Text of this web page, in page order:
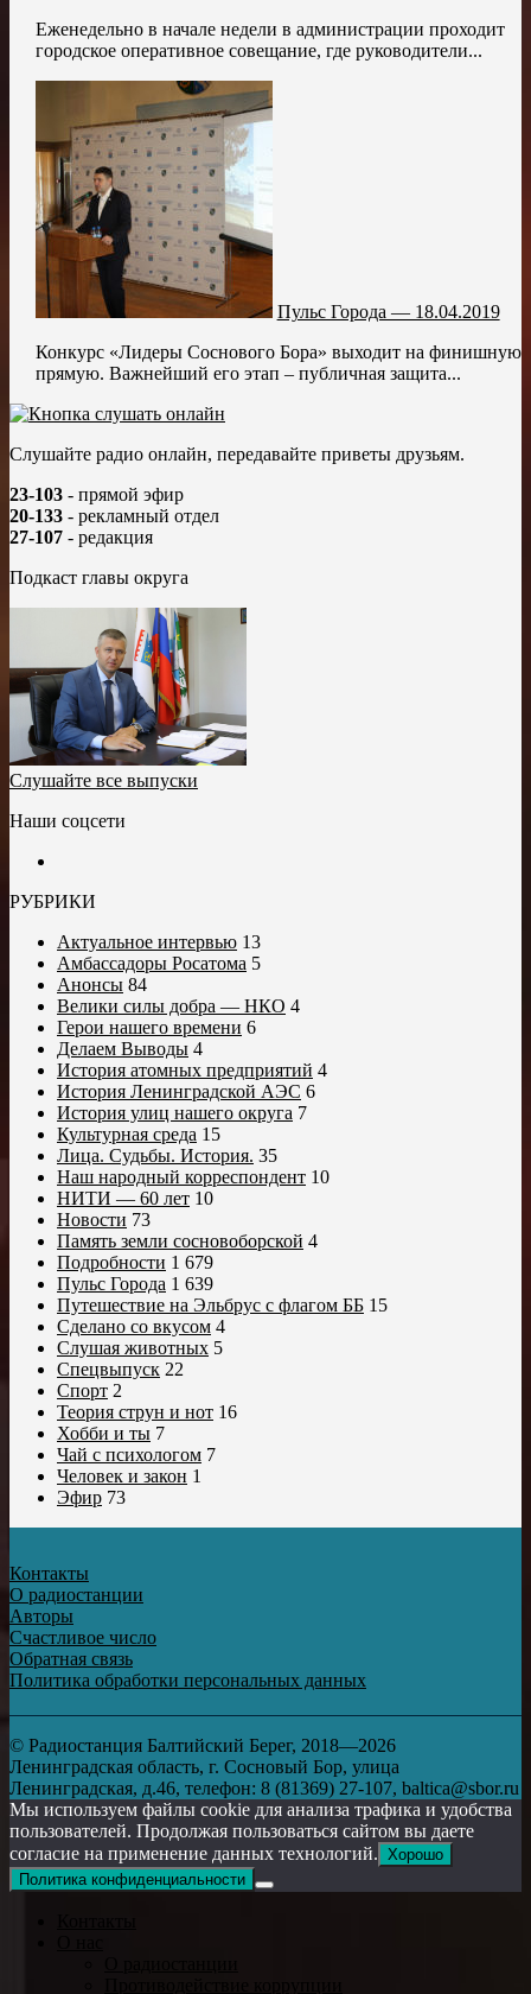
Еженедельно в начале недели в администрации проходит
городское оперативное совещание, где руководители...
Пульс Города — 18.04.2019
Конкурс «Лидеры Соснового Бора» выходит на финишную
прямую. Важнейший его этап – публичная защита...
Слушайте радио онлайн, передавайте приветы друзьям.
23-103 - прямой эфир
20-133 - рекламный отдел
27-107 - редакция
Подкаст главы округа
Слушайте все выпуски
Наши соцсети
РУБРИКИ
Актуальное интервью 13
Амбассадоры Росатома 5
Анонсы 84
Велики силы добра — НКО 4
Герои нашего времени 6
Делаем Выводы 4
История атомных предприятий 4
История Ленинградской АЭС 6
История улиц нашего округа 7
Культурная среда 15
Лица. Судьбы. История. 35
Наш народный корреспондент 10
НИТИ — 60 лет 10
Новости 73
Память земли сосновоборской 4
Подробности 1 679
Пульс Города 1 639
Путешествие на Эльбрус с флагом ББ 15
Сделано со вкусом 4
Слушая животных 5
Спецвыпуск 22
Спорт 2
Теория струн и нот 16
Хобби и ты 7
Чай с психологом 7
Человек и закон 1
Эфир 73
Контакты
О радиостанции
Авторы
Счастливое число
Обратная связь
Политика обработки персональных данных
© Радиостанция Балтийский Берег, 2018—2026
Ленинградская область, г. Сосновый Бор, улица
Ленинградская, д.46, телефон: 8 (81369) 27-107, baltica@sbor.ru
Мы используем файлы cookie для анализа трафика и удобства
пользователей. Продолжая пользоваться сайтом вы даете
согласие на применение данных технологий. Хорошо
Политика конфиденциальности